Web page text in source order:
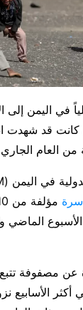
في اليمن إلى
كانت قد شهدت
العام الجاري 2023.
الماضي
أكثر الأسابيع